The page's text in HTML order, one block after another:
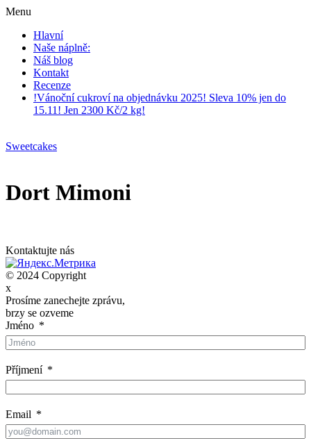
Menu
Hlavní
Naše náplně:
Náš blog
Kontakt
Recenze
!Vánoční cukroví na objednávku 2025! Sleva 10% jen do
15.11! Jen 2300 Kč/2 kg!
Sweetcakes
Dort Mimoni
Kontaktujte nás
© 2024 Copyright
x
Prosíme zanechejte zprávu,
brzy se ozveme
Jméno
Příjmení
Email